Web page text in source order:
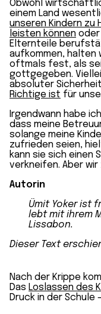
Obwohl
einem Land
unseren Kindern zu
leisten können
Elternteile
aufkommen, halten
oftmals fest, als
gottgegeben.
absoluter
Richtige ist für
Irgendwann habe
dass meine
solange meine
zufrieden seien,
kann sie sich einen
verkneifen. Aber wir
Autorin
Ümit Yoker ist
lebt mit ihrem
Lissabon.
Dieser Text
Nach der Krippe
Das Loslassen des
Druck in der Schule –